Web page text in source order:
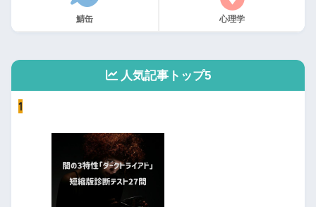
鯖缶 心理学
人気記事トップ5
1